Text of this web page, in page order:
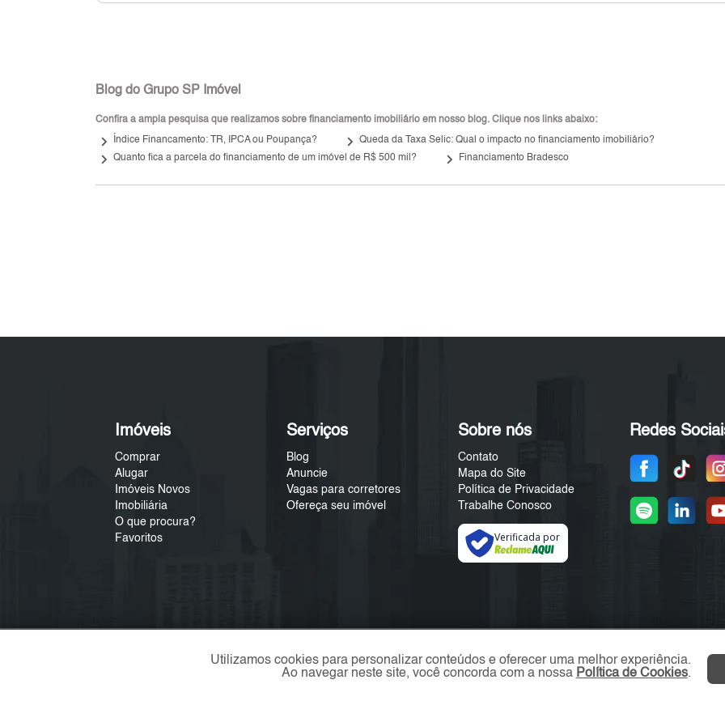
Blog do Grupo SP Imóvel
Confira a ampla pesquisa que realizamos sobre financiamento imobiliário em nosso blog. Clique nos links abaixo:
keyboard_arrow_right Índice Financamento: TR, IPCA ou Poupança? keyboard_arrow_right Queda da Taxa Selic: Qual o impacto no financiamento imobiliário?
keyboard_arrow_right Quanto fica a parcela do financiamento de um imóvel de R$ 500 mil? keyboard_arrow_right Financiamento Bradesco
Imóveis
Comprar
Alugar
Imóveis Novos
Imobiliária
O que procura?
Favoritos
Serviços
Blog
Anuncie
Vagas para corretores
Ofereça seu imóvel
Sobre nós
Contato
Mapa do Site
Política de Privacidade
Trabalhe Conosco
Verificada por
Redes
Utilizamos cookies para personalizar conteúdos e oferecer uma melhor experiência.
Ao navegar neste site, você concorda com a nossa Política de Cookies.